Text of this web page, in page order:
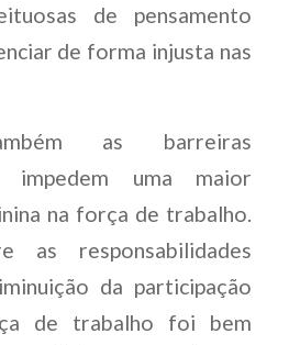
de pensamento
de forma injusta nas
as barreiras
impedem uma maior
na força de trabalho.
as responsabilidades
da participação
de trabalho foi bem